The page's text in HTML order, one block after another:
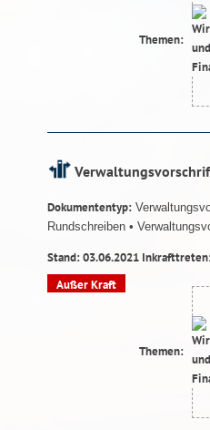
Themen:
Dokumententyp:
Rundschreiben •
Stand: 03.06.2021
Außer Kraft
Themen: